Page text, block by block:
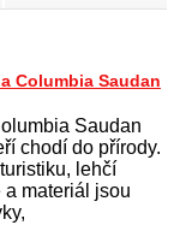
Columbia Saudan
Saudan
chodí do přírody.
lehčí
a materiál jsou